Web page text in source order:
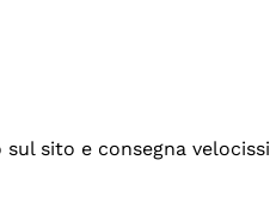
sito e consegna